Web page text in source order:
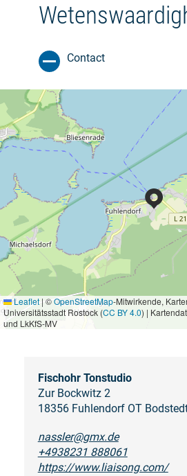
Contact
Leaflet | ©OpenStreetMap-Mitwirkende,
Universitätsstadt Rostock (CC BY 4.0) |
und LkKfS-MV
Fischohr Tonstudio
Zur Bockwitz 2
18356 Fuhlendorf OT
nassler@gmx.de
+4938231 888061
https://www.liaisong.com/